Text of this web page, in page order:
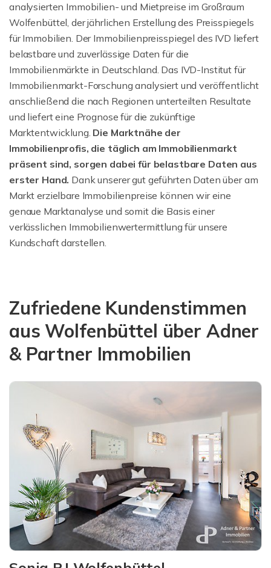
analysierten Immobilien- und Mietpreise im Großraum
Wolfenbüttel, der jährlichen Erstellung des Preisspiegels
für Immobilien. Der Immobilienpreisspiegel des IVD liefert
belastbare und zuverlässige Daten für die
Immobilienmärkte in Deutschland. Das IVD-Institut für
Immobilienmarkt-Forschung analysiert und veröffentlicht
anschließend die nach Regionen unterteilten Resultate
und liefert eine Prognose für die zukünftige
Marktentwicklung. Die Marktnähe der
Immobilienprofis, die täglich am Immobilienmarkt
präsent sind, sorgen dabei für belastbare Daten aus
erster Hand. Dank unserer gut geführten Daten über am
Markt erzielbare Immobilienpreise können wir eine
genaue Marktanalyse und somit die Basis einer
verlässlichen Immobilienwertermittlung für unsere
Kundschaft darstellen.
Zufriedene Kundenstimmen
aus Wolfenbüttel über Adner
& Partner Immobilien